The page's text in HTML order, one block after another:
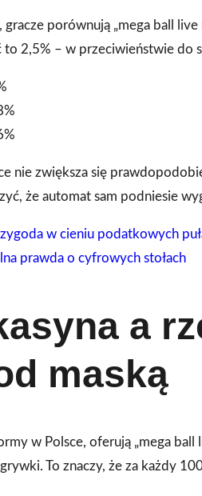
gracze porównują „mega ball
to 2,5% – w przeciwieństwie do
nie zwiększa się
że automat sam podniesie
w cieniu podatkowych
prawda o cyfrowych stołach
a
maską
w Polsce, oferują „mega
To znaczy, że za każdy